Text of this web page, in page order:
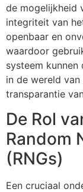
de mogelijkheid
integriteit van
openbaar en
waardoor
systeem
in de wereld
transparantie
De Rol
Random
(RNGs)
Een cruciaal